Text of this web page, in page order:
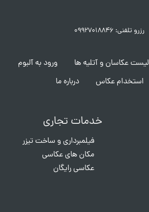
رزرو تلفنی: ۰۹۹۲۷۰۱۸۸۴۶
لیست عکاسان و آتلیه ها
ورود به آلبوم
استخدام عکاس
درباره ما
خدمات تجاری
فیلمبرداری و ساخت تیزر
مکان های عکاسی
عکاسی رایگان